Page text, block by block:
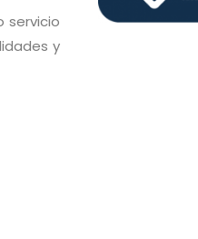
servicio
y